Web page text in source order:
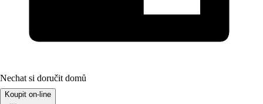
Nechat si doručit domů
Koupit on-line